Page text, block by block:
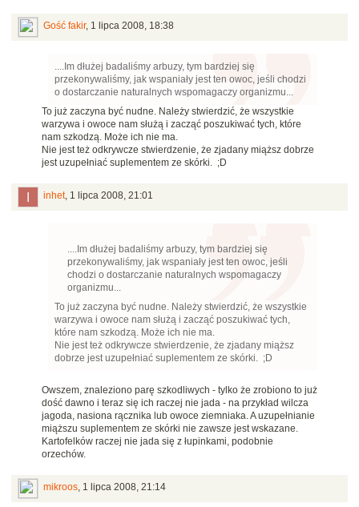
Gość fakir, 1 lipca 2008, 18:38
....Im dłużej badaliśmy arbuzy, tym bardziej się
przekonywaliśmy, jak wspaniały jest ten owoc, jeśli chodzi
o dostarczanie naturalnych wspomagaczy organizmu...
To już zaczyna być nudne. Należy stwierdzić, że wszystkie
warzywa i owoce nam służą i zacząć poszukiwać tych, które
nam szkodzą. Może ich nie ma.
Nie jest też odkrywcze stwierdzenie, że zjadany miąższ dobrze
jest uzupełniać suplementem ze skórki. ;D
inhet, 1 lipca 2008, 21:01
....Im dłużej badaliśmy arbuzy, tym bardziej się
przekonywaliśmy, jak wspaniały jest ten owoc, jeśli
chodzi o dostarczanie naturalnych wspomagaczy
organizmu...
To już zaczyna być nudne. Należy stwierdzić, że wszystkie
warzywa i owoce nam służą i zacząć poszukiwać tych,
które nam szkodzą. Może ich nie ma.
Nie jest też odkrywcze stwierdzenie, że zjadany miąższ
dobrze jest uzupełniać suplementem ze skórki. ;D
Owszem, znaleziono parę szkodliwych - tylko że zrobiono to już
dość dawno i teraz się ich raczej nie jada - na przykład wilcza
jagoda, nasiona rącznika lub owoce ziemniaka. A uzupełnianie
miąższu suplementem ze skórki nie zawsze jest wskazane.
Kartofelków raczej nie jada się z łupinkami, podobnie
orzechów.
mikroos, 1 lipca 2008, 21:14